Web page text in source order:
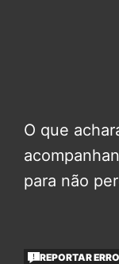
O que
para não
REPORTAR ERRO